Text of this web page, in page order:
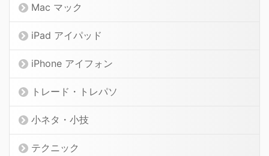
Mac マック
iPad アイパッド
iPhone アイフォン
トレード・トレパソ
小ネタ・小技
テクニック